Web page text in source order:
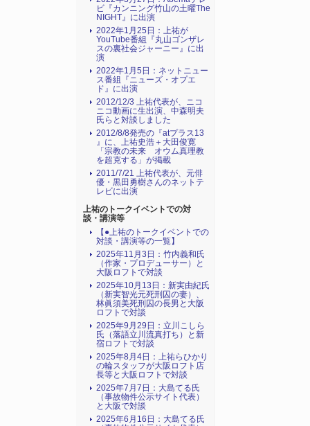
ビ『カンニング竹山の土曜The
NIGHT』に出演
2022年1月25日：上祐が
YouTube番組『丸山ゴンザレ
スの裏社会ジャーニー』に出
演
2022年1月5日：ネットニュー
ス番組『ニューズ・オプエ
ド』に出演
2012/12/3 上祐代表が、ニコ
ニコ動画に生出演、中森明夫
氏らと対談しました
2012/8/8発売の『atプラス13
』に、上祐史浩＋大田俊寛
「宗教の未来 オウム真理教
を超克する」が掲載
2011/7/21 上祐代表が、元俳
優・黒田勇樹さんのネットテ
レビに出演
上祐のトークイベントでの対
談・講演等
【●上祐のトークイベントでの
対談・講演等の一覧】
2025年11月3日：竹内義和氏
（作家・プロデューサー）と
大阪ロフトで対談
2025年10月13日：新実由紀氏
（新実智光元死刑囚の妻）、
林眞須美死刑囚の長男と大阪
ロフトで対談
2025年9月29日：立川こしら
氏（落語立川流真打ち）と新
宿ロフトで対談
2025年8月4日：上祐らひかり
の輪スタッフが大阪ロフト店
長等と大阪ロフトで対談
2025年7月7日：大島てる氏
（事故物件公示サイト代表）
と大阪で対談
2025年6月16日：大島てる氏